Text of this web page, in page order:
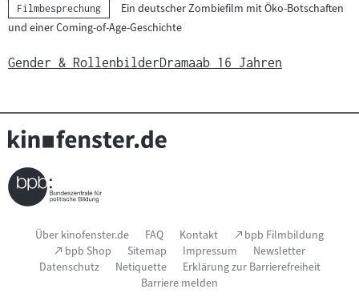
Kategorie:
Filmbesprechung
Ein deutscher Zombiefilm mit Öko-Botschaften
und einer Coming-of-Age-Geschichte
Gender & RollenbilderDramaab 16 Jahren
Seitenfußnavigation
Über kinofenster.de FAQ Kontakt (Link
öffnet
im
neuen
bpb Filmbildung
(Link
öffnet
im
bpb Shop Sitemap Impressum
Newsletter
Datenschutz
Netiquette
Erklärung zur Barrierefreiheit
Barriere melden